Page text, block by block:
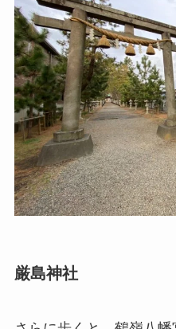
厳島神社